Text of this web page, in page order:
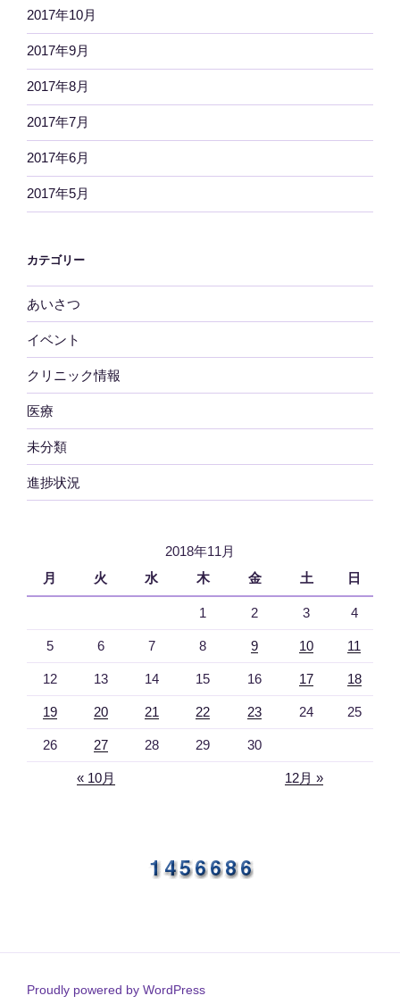
2017年10月
2017年9月
2017年8月
2017年7月
2017年6月
2017年5月
カテゴリー
あいさつ
イベント
クリニック情報
医療
未分類
進捗状況
2018年11月
月
火 水 木 金 土 日
1 2 3 4
5 6 7 8 9 10 11
12 13 14 15 16 17 18
19 20 21 22 23 24 25
26 27 28 29 30
« 10月 12月 »
Proudly powered by WordPress